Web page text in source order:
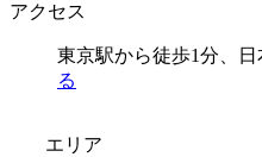
アクセス
東京駅から徒歩1分、
る
エリア